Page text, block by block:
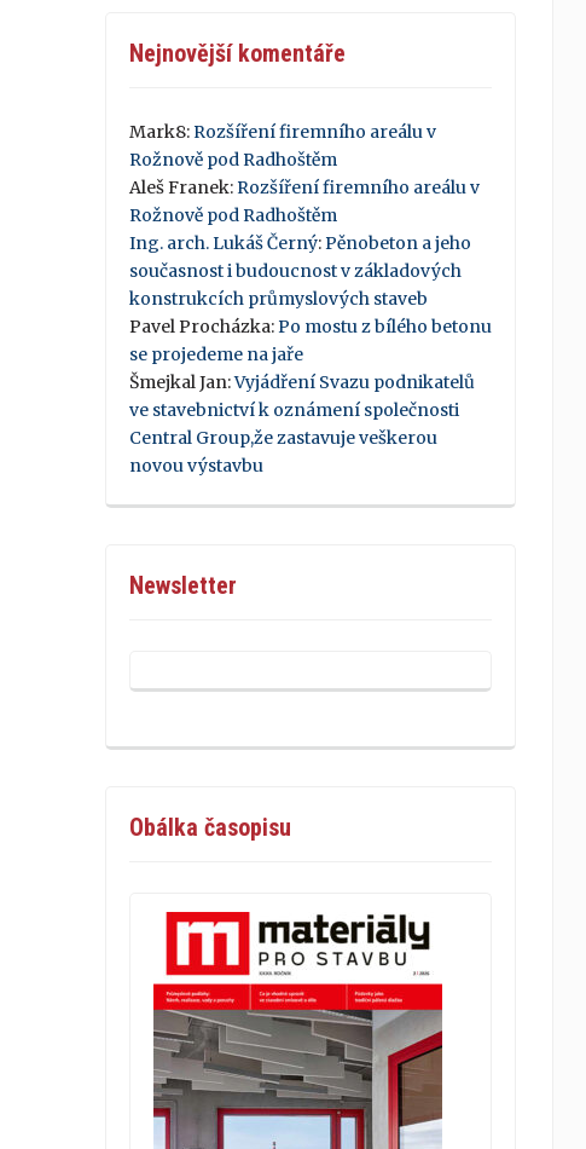
Nejnovější komentáře
Mark8:Rozšíření firemního areálu v
Rožnově pod Radhoštěm
Aleš Franek:Rozšíření firemního areálu v
Rožnově pod Radhoštěm
Ing. arch. Lukáš Černý:Pěnobeton a jeho
současnost i budoucnost v základových
konstrukcích průmyslových staveb
Pavel Procházka:Po mostu z bílého betonu
se projedeme na jaře
Šmejkal Jan:Vyjádření Svazu podnikatelů
ve stavebnictví k oznámení společnosti
Central Group,že zastavuje veškerou
novou výstavbu
Newsletter
Obálka časopisu